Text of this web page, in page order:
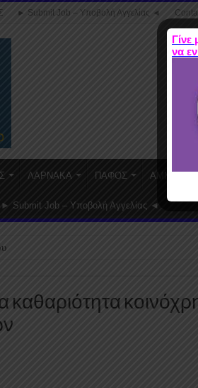
► Submit Job – Υποβολή Αγγελίας ◄
ΛΑΡΝΑΚΑ ΠΑΦΟΣ
► Submit Job – Υποβολή Αγγελίας ◄
καθαριότητα
Γίνε
να